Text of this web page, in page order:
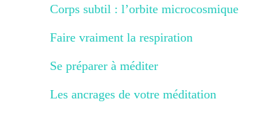
Corps subtil : l’orbite microcosmique
Faire vraiment la respiration
Se préparer à méditer
Les ancrages de votre méditation